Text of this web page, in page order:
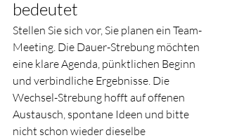
bedeutet
Stellen Sie sich vor, Sie planen ein Team-
Meeting. Die Dauer-Strebung möchten
eine klare Agenda, pünktlichen Beginn
und verbindliche Ergebnisse. Die
Wechsel-Strebung hofft auf offenen
Austausch, spontane Ideen und bitte
nicht schon wieder dieselbe